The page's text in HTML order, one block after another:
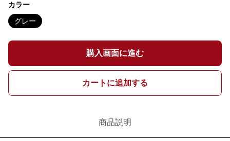
カラー
グレー
購入画面に進む
カートに追加する
商品説明